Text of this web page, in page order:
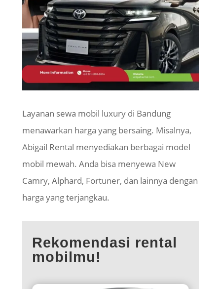
Layanan sewa mobil luxury di Bandung
menawarkan harga yang bersaing. Misalnya,
Abigail Rental menyediakan berbagai model
mobil mewah. Anda bisa menyewa New
Camry, Alphard, Fortuner, dan lainnya dengan
harga yang terjangkau.
Rekomendasi rental
mobilmu!